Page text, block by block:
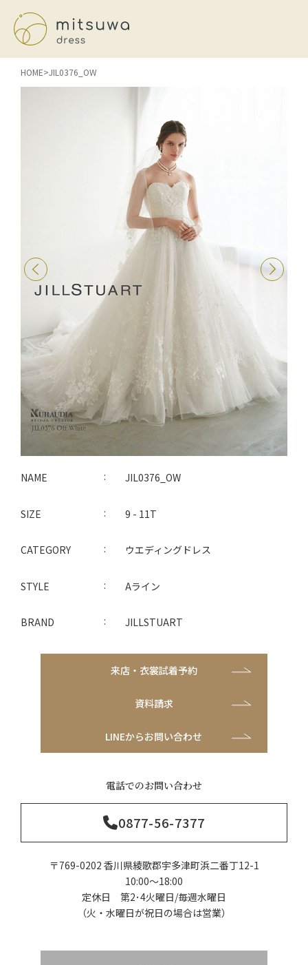
HOME JIL0376_OW
NAME JIL0376_OW
SIZE 9 - 11T
CATEGORY ウエディングドレス
STYLE Aライン
BRAND JILLSTUART
来店・衣裳試着予約
資料請求
LINEからお問い合わせ
電話でのお問い合わせ
0877-56-7377
〒769-0202 香川県綾歌郡宇多津町浜二番丁12-1
10:00～18:00
定休日 第2･4火曜日/毎週水曜日
（火・水曜日が祝日の場合は営業）